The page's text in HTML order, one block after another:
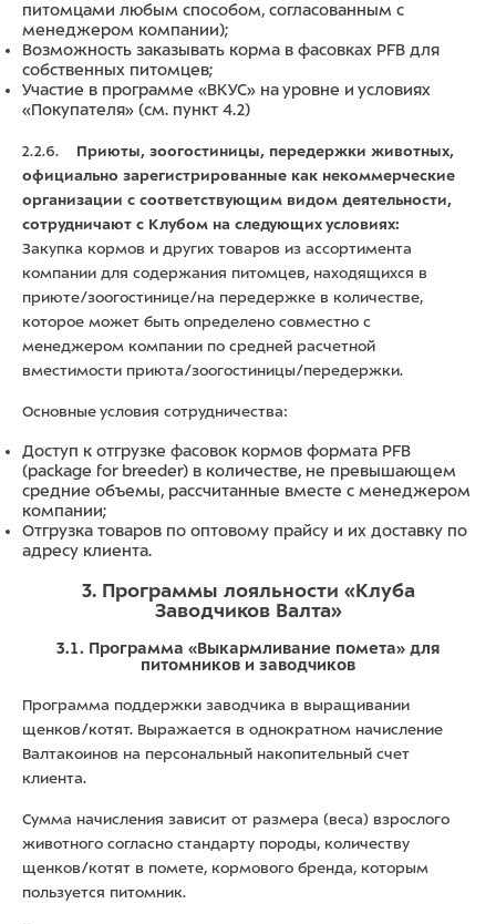
питомцами любым способом, согласованным с
менеджером компании);
Возможность заказывать корма в фасовках PFB для
собственных питомцев;
Участие в программе «ВКУС» на уровне и условиях
«Покупателя» (см. пункт 4.2)
2.2.6. Приюты, зоогостиницы, передержки животных,
официально зарегистрированные как некоммерческие
организации с соответствующим видом деятельности,
сотрудничают с Клубом на следующих условиях:
Закупка кормов и других товаров из ассортимента
компании для содержания питомцев, находящихся в
приюте/зоогостинице/на передержке в количестве,
которое может быть определено совместно с
менеджером компании по средней расчетной
вместимости приюта/зоогостиницы/передержки.
Основные условия сотрудничества:
Доступ к отгрузке фасовок кормов формата PFB
(package for breeder) в количестве, не превышающем
средние объемы, рассчитанные вместе с менеджером
компании;
Отгрузка товаров по оптовому прайсу и их доставку по
адресу клиента.
3. Программы лояльности «Клуба
Заводчиков Валта»
3.1. Программа «Выкармливание помета» для
питомников и заводчиков
Программа поддержки заводчика в выращивании
щенков/котят. Выражается в однократном начисление
Валтакоинов на персональный накопительный счет
клиента.
Сумма начисления зависит от размера (веса) взрослого
животного согласно стандарту породы, количеству
щенков/котят в помете, кормового бренда, которым
пользуется питомник.